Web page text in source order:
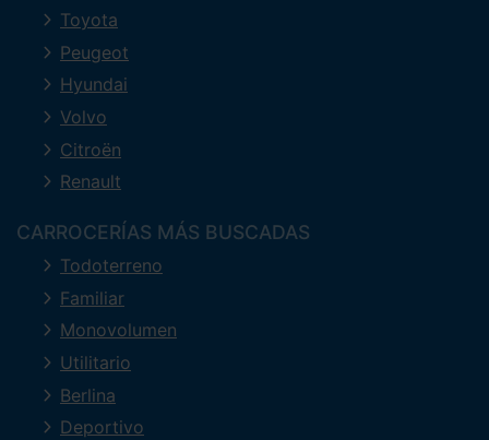
Toyota
Peugeot
Hyundai
Volvo
Citroën
Renault
CARROCERÍAS MÁS BUSCADAS
Todoterreno
Familiar
Monovolumen
Utilitario
Berlina
Deportivo